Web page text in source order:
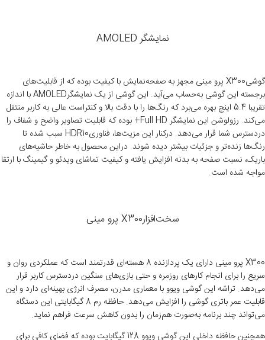
نمایشگر AMOLED
گوشیX300 پرو مینی مجهز به صفحه‌نمایش با کیفیت بوده که از قابلیت‌های
برجسته این گوشی به‌حساب می‌آید. این گوشی از یک نمایشگرAMOLED با اندازه
تقریبا 5.4 اینچ بهره می‌برد که رنگ‌ها را با دقت بالا و کنتراست عالی به کاربر منتقل
می‌کند. رزولوشن این نمایشگر Full HD+ بوده که قابلیت تصاویر واضح و شفاف را
دردسترس شما قرار می‌دهد. درکنار این مزیت‌ها، فناوریHDR10 سبب شده تا
رنگ‌ها زنده‌تر و جزئیات بیشتر دیده شوند. دراین محصول به خاطر حاشیه‌های
باریک، نسبت صفحه به بدنه افزایش یافته و کیفیت تماشای ویدئو و گیمینگ با ارتقا
مواجه شده است.
سخت‌افزارX300 پرو مینی
X300 پرو مینی دارای یک پردازنده 8 هسته‌ای قدرتمند است که عملکردی روان و
سریع را برای انجام کارهای روزمره و حتی بازی‌های سنگین دردسترس کاربر قرار
می‌دهد. تراشه این گوشی ویوو با معماری مدرن، مصرف انرژی بهینه‌ای دارد و این
قابلیت عمر باتری گوشی را افزایش می‌دهد. حافظه رم 8 گیگابایتی این دستگاه
می‌تواند چند برنامه به‌صورت هم‌زمان را بدون کاهش سرعت فراهم نماید.
همچنین حافظه داخلی این گوشی ویوو 128 گیگابایت بوده که فضای کافی برای